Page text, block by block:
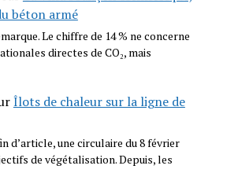
béton armé
Le chiffre de 14 % ne concerne
directes de CO₂, mais
Îlots de chaleur sur la ligne de
d’article, une circulaire du 8 février
de végétalisation. Depuis, les